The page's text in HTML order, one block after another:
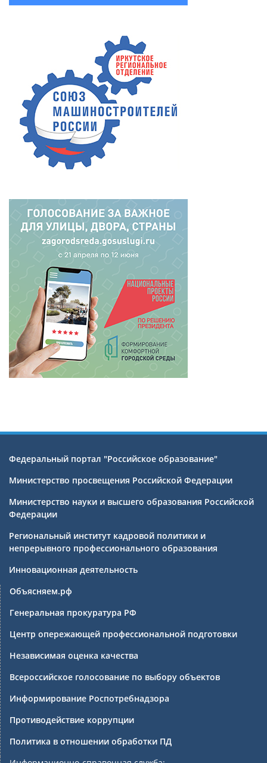
Федеральный портал "Российское образование"
Министерство просвещения Российской Федерации
Министерство науки и высшего образования Российской
Федерации
Региональный институт кадровой политики и
непрерывного профессионального образования
Инновационная деятельность
Объясняем.рф
Генеральная прокуратура РФ
Центр опережающей профессиональной подготовки
Независимая оценка качества
Всероссийское голосование по выбору объектов
Информирование Роспотребнадзора
Противодействие коррупции
Политика в отношении обработки ПД